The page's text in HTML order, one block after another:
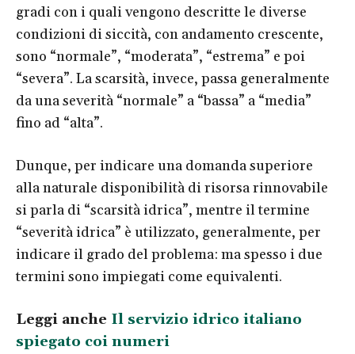
gradi con i quali vengono descritte le diverse
condizioni di siccità, con andamento crescente,
sono “normale”, “moderata”, “estrema” e poi
“severa”. La scarsità, invece, passa generalmente
da una severità “normale” a “bassa” a “media”
fino ad “alta”.
Dunque, per indicare una domanda superiore
alla naturale disponibilità di risorsa rinnovabile
si parla di “scarsità idrica”, mentre il termine
“severità idrica” è utilizzato, generalmente, per
indicare il grado del problema: ma spesso i due
termini sono impiegati come equivalenti.
Leggi anche Il servizio idrico italiano
spiegato coi numeri